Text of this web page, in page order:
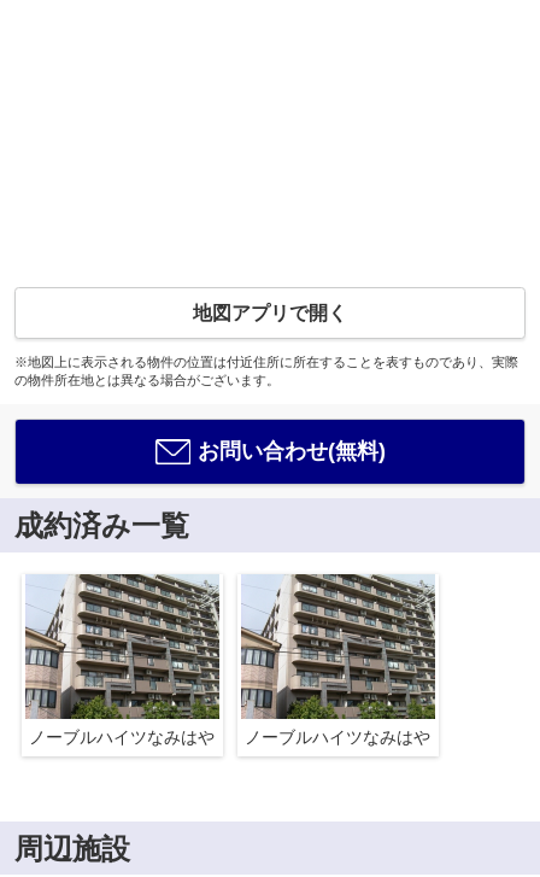
地図アプリで開く
※地図上に表示される物件の位置は付近住所に所在することを表すものであり、実際
の物件所在地とは異なる場合がございます。
お問い合わせ(無料)
成約済み一覧
ノーブルハイツなみはや ノーブルハイツなみはや
周辺施設